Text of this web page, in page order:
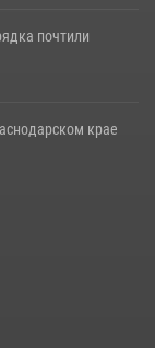
почтили
крае